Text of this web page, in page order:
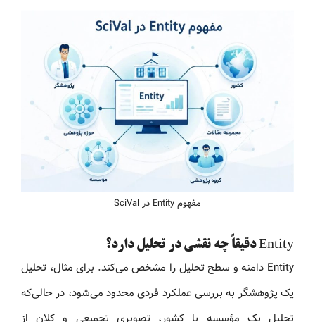
مفهوم Entity در SciVal
Entity دقیقاً چه نقشی در تحلیل دارد؟
Entity دامنه و سطح تحلیل را مشخص می‌کند. برای مثال، تحلیل
یک پژوهشگر به بررسی عملکرد فردی محدود می‌شود، در حالی‌که